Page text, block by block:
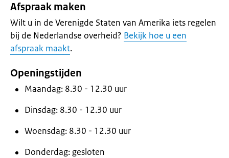
Afspraak maken
Wilt u in de Verenigde Staten van Amerika iets regelen
bij de Nederlandse overheid? Bekijk hoe u een
afspraak maakt.
Openingstijden
Maandag: 8.30 - 12.30 uur
Dinsdag: 8.30 - 12.30 uur
Woensdag: 8.30 - 12.30 uur
Donderdag: gesloten